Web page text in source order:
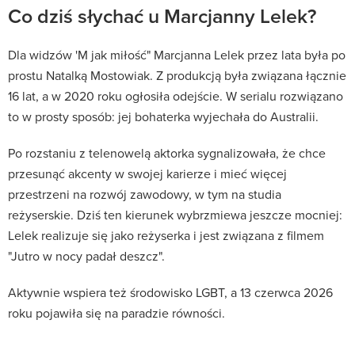
Co dziś słychać u Marcjanny Lelek?
Dla widzów 'M jak miłość" Marcjanna Lelek przez lata była po
prostu Natalką Mostowiak. Z produkcją była związana łącznie
16 lat, a w 2020 roku ogłosiła odejście. W serialu rozwiązano
to w prosty sposób: jej bohaterka wyjechała do Australii.
Po rozstaniu z telenowelą aktorka sygnalizowała, że chce
przesunąć akcenty w swojej karierze i mieć więcej
przestrzeni na rozwój zawodowy, w tym na studia
reżyserskie. Dziś ten kierunek wybrzmiewa jeszcze mocniej:
Lelek realizuje się jako reżyserka i jest związana z filmem
"Jutro w nocy padał deszcz".
Aktywnie wspiera też środowisko LGBT, a 13 czerwca 2026
roku pojawiła się na paradzie równości.